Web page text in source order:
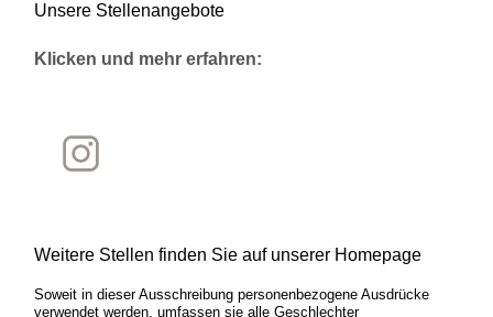
Unsere Stellenangebote
Klicken und mehr erfahren:
Weitere Stellen finden Sie auf unserer Homepage
Soweit in dieser Ausschreibung personenbezogene Ausdrücke
verwendet werden, umfassen sie alle Geschlechter